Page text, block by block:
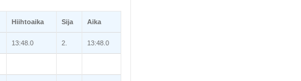
Hiihtoaika Sija Aika
13:48.0 2. 13:48.0